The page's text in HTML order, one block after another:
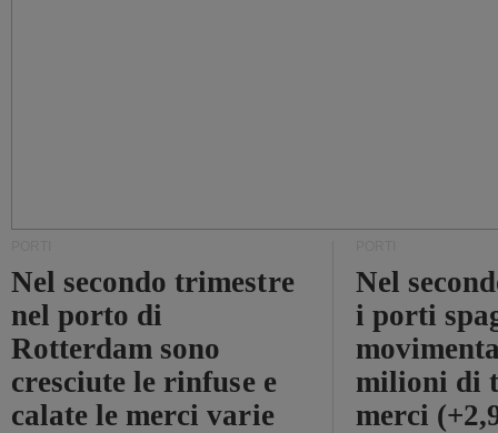
Nel secondo trimestre
nel porto di
Rotterdam sono
cresciute le rinfuse e
calate le merci varie
Nel
i porti
milioni di
merci